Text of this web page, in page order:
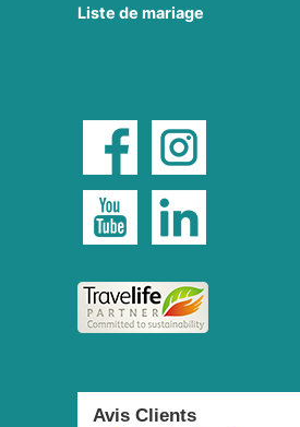
Liste de mariage
Avis Clients